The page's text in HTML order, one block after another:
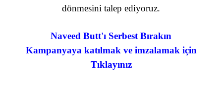
dönmesini talep ediyoruz.
Naveed Butt'ı Serbest Bırakın
Kampanyaya katılmak ve imzalamak için
Tıklayınız